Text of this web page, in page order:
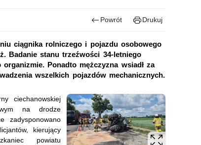
Powrót Drukuj
ciągnika rolniczego i pojazdu osobowego
Badanie stanu trzeźwości 34-letniego
Ponadto mężczyzna wsiadł za
wszelkich pojazdów mechanicznych.
ciechanowskiej
na drodze
zadysponowano
kierujący
powiatu